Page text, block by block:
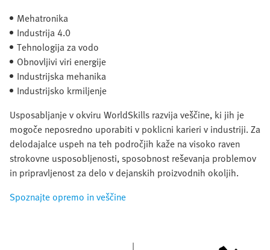
Mehatronika
Industrija 4.0
Tehnologija za vodo
Obnovljivi viri energije
Industrijska mehanika
Industrijsko krmiljenje
Usposabljanje v okviru WorldSkills razvija veščine, ki jih je
mogoče neposredno uporabiti v poklicni karieri v industriji. Za
delodajalce uspeh na teh področjih kaže na visoko raven
strokovne usposobljenosti, sposobnost reševanja problemov
in pripravljenost za delo v dejanskih proizvodnih okoljih.
Spoznajte opremo in veščine